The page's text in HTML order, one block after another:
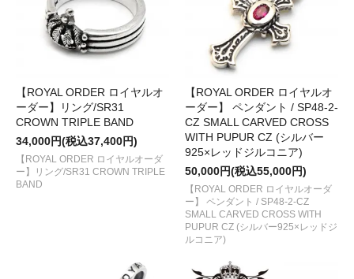
【ROYAL ORDER ロイヤルオ
ーダー】リング/SR31
CROWN TRIPLE BAND
34,000円(税込37,400円)
【ROYAL ORDER ロイヤルオーダ
ー】リング/SR31 CROWN TRIPLE
BAND
【ROYAL ORDER ロイヤルオ
ーダー】 ペンダント / SP48-2-
CZ SMALL CARVED CROSS
WITH PUPUR CZ (シルバー
925×レッドジルコニア)
50,000円(税込55,000円)
【ROYAL ORDER ロイヤルオーダ
ー】 ペンダント / SP48-2-CZ
SMALL CARVED CROSS WITH
PUPUR CZ (シルバー925×レッドジ
ルコニア)